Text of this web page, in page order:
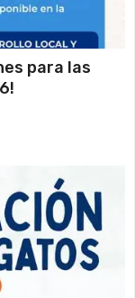
para las